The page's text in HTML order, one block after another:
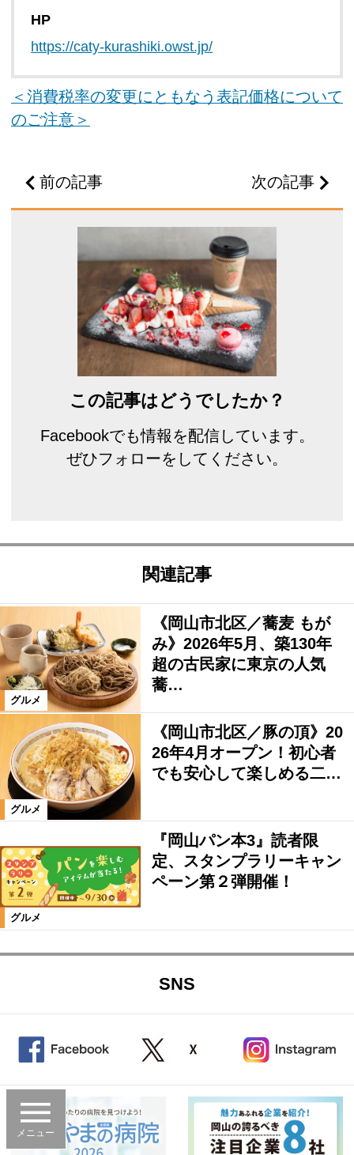
メニュー
HP
https://caty-kurashiki.owst.jp/
＜消費税率の変更にともなう表記価格について
のご注意＞
前の記事 次の記事
この記事はどうでしたか？
Facebookでも情報を配信しています。
ぜひフォローをしてください。
関連記事
グルメ
《岡山市北区／蕎麦 もが
み》2026年5月、築130年
超の古民家に東京の人気
蕎…
グルメ
《岡山市北区／豚の頂》20
26年4月オープン！初心者
でも安心して楽しめる二…
グルメ
『岡山パン本3』読者限
定、スタンプラリーキャン
ペーン第２弾開催！
SNS